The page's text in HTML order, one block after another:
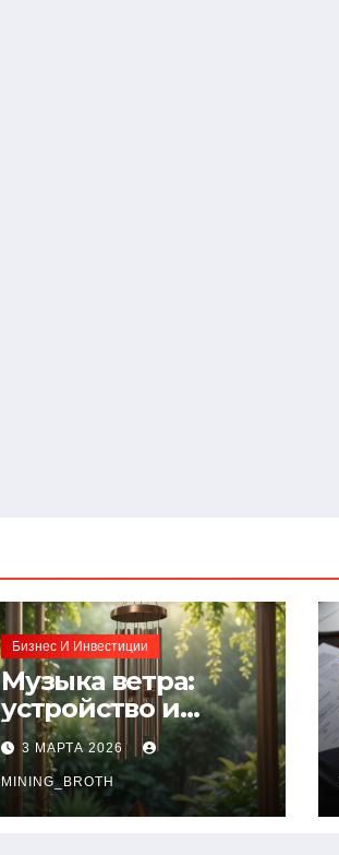
Бизнес И Инвестиции
Музыка ветра:
устройство и
принципы
звучания
колокольчиков
3 МАРТА 2026
MINING_BROTH